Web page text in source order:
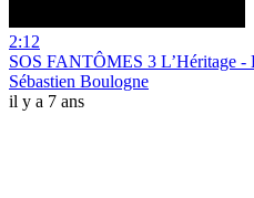
2:12
SOS FANTÔMES 3 L’Héritage -
Sébastien Boulogne
il y a 7 ans